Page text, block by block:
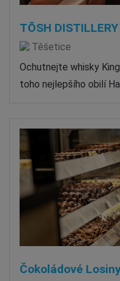
TŌSH DISTILLERY
Těšetice
Ochutnejte whisky
toho nejlepšího obilí
Čokoládové